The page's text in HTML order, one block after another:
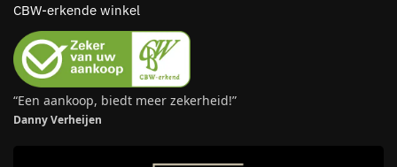
CBW-erkende winkel
“Een aankoop, biedt meer zekerheid!”
Danny Verheijen